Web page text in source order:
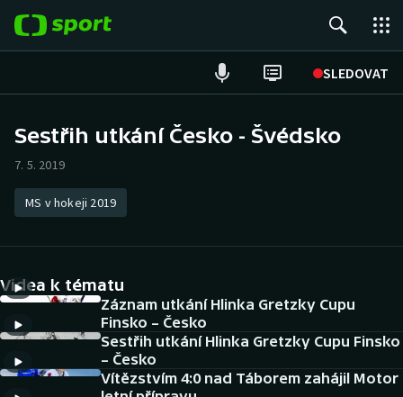
SLEDOVAT
Hokej
Tenis
Atletika
Cyklistika
DALŠÍ SPORTY
Americký fotbal
NEPŘEHLÉDNĚTE
Sestřih utkání Česko - Švédsko
7. 5. 2019
MS v hokeji 2019
Videa k tématu
Záznam utkání Hlinka Gretzky Cupu
Finsko – Česko
Sestřih utkání Hlinka Gretzky Cupu Finsko
– Česko
Vítězstvím 4:0 nad Táborem zahájil Motor